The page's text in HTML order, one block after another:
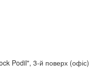
Podil", 3-й поверх (офіс)